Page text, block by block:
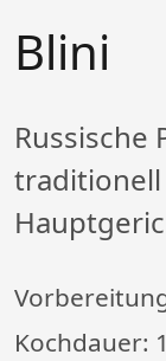
Blini
Russische
traditionell
Kochdauer: